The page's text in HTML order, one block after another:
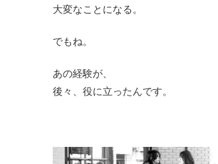
大変なことになる。
でもね。
あの経験が、
後々、役に立ったんです。